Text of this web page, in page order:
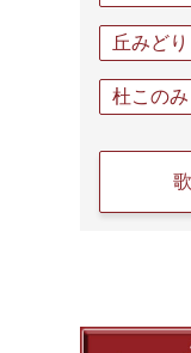
丘みどり
杜このみ